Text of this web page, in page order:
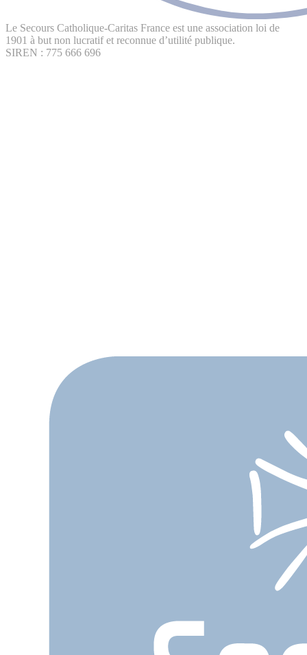
Le Secours Catholique-Caritas France est une association loi de
1901 à but non lucratif et reconnue d’utilité publique.
SIREN : 775 666 696